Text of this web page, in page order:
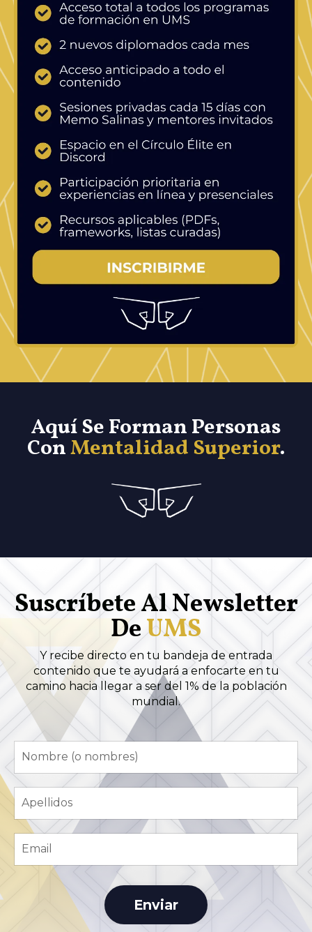
Aquí Se Forman Personas
ConMentalidad Superior.
Suscríbete AlNewsletter
DeUMS
Y recibe directo en tu bandeja de entrada
contenido que te ayudará a enfocarte en tu
camino hacia llegar a ser del 1% de la población
mundial.
Enviar